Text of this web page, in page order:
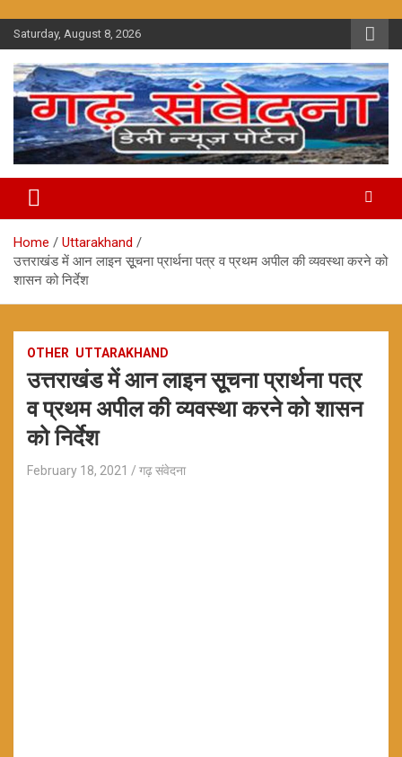
content
Saturday, August 8, 2026
Home
Uttarakhand
उत्तराखंड में आन लाइन सूूचना प्रार्थना पत्र व प्रथम अपील की व्यवस्था करने को
शासन को निर्देश
OTHER UTTARAKHAND
उत्तराखंड में आन लाइन सूूचना प्रार्थना पत्र
व प्रथम अपील की व्यवस्था करने को शासन
को निर्देश
February 18, 2021 गढ़ संवेदना